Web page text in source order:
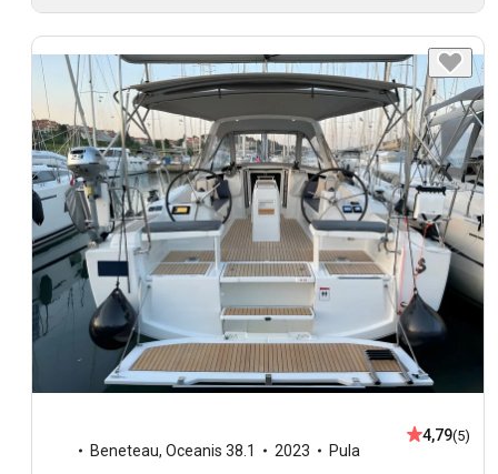
Beneteau, Oceanis 38.1 2023 Pula
4,79(5)